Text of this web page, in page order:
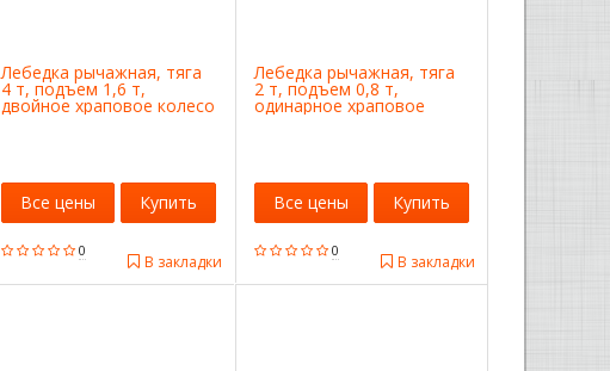
Лебедка рычажная, тяга
4 т, подъем 1,6 т,
двойное храповое колесо
Matrix
0
В закладки
Все цены Купить
Лебедка рычажная, тяга
2 т, подъем 0,8 т,
одинарное храповое
колесо Matrix
0
В закладки
Все цены Купить